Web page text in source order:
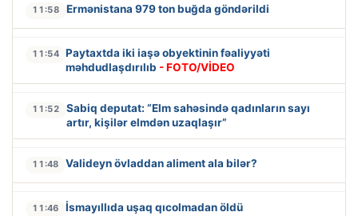
11:58 Ermənistana 979 ton buğda göndərildi
11:54 Paytaxtda iki iaşə obyektinin fəaliyyəti
məhdudlaşdırılıb - FOTO/VİDEO
11:52
Sabiq deputat: “Elm sahəsində qadınların sayı
artır, kişilər elmdən uzaqlaşır”
11:48 Valideyn övladdan aliment ala bilər?
11:46 İsmayıllıda uşaq qıcolmadan öldü